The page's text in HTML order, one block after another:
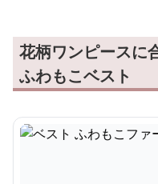
花柄ワンピースに
ふわもこベスト